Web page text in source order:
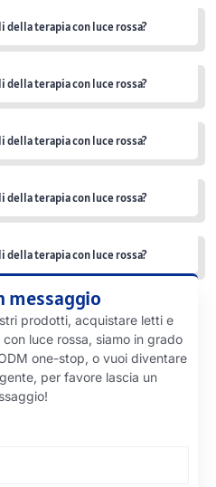
terapia con luce rossa?
terapia con luce rossa?
terapia con luce rossa?
terapia con luce rossa?
terapia con luce rossa?
messaggio
prodotti, acquistare letti e
luce rossa, siamo in grado
one-stop, o vuoi diventare
per favore lascia un